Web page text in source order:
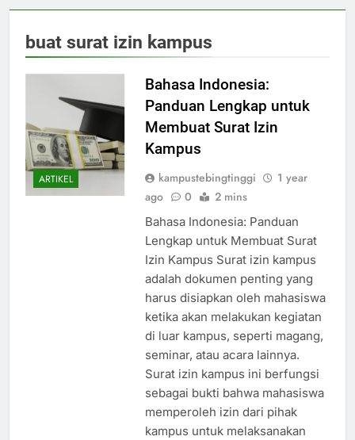
buat surat izin kampus
ARTIKEL
Bahasa Indonesia:
Panduan Lengkap untuk
Membuat Surat Izin
Kampus
kampustebingtinggi
1 year
ago
0 2 mins
Bahasa Indonesia: Panduan
Lengkap untuk Membuat Surat
Izin Kampus Surat izin kampus
adalah dokumen penting yang
harus disiapkan oleh mahasiswa
ketika akan melakukan kegiatan
di luar kampus, seperti magang,
seminar, atau acara lainnya.
Surat izin kampus ini berfungsi
sebagai bukti bahwa mahasiswa
memperoleh izin dari pihak
kampus untuk melaksanakan